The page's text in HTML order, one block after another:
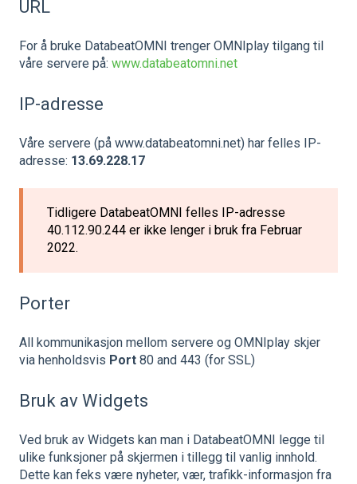
URL
For å bruke DatabeatOMNI trenger OMNIplay tilgang til
våre servere på: www.databeatomni.net
IP-adresse
Våre servere (på www.databeatomni.net) har felles IP-
adresse: 13.69.228.17
Tidligere DatabeatOMNI felles IP-adresse
40.112.90.244 er ikke lenger i bruk fra Februar
2022.
Porter
All kommunikasjon mellom servere og OMNIplay skjer
via henholdsvis Port 80 and 443 (for SSL)
Bruk av Widgets
Ved bruk av Widgets kan man i DatabeatOMNI legge til
ulike funksjoner på skjermen i tillegg til vanlig innhold.
Dette kan feks være nyheter, vær, trafikk-informasjon fra